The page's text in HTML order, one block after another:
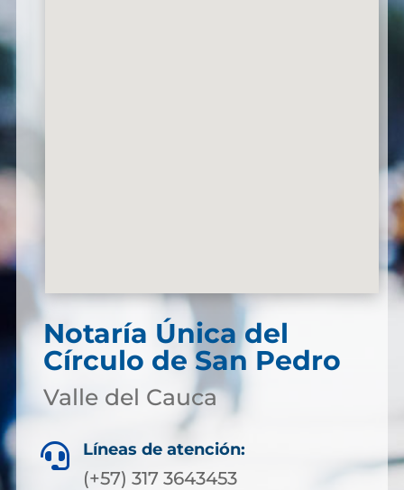
Notaría Única del
Círculo de San Pedro
Valle del Cauca
 Líneas de atención:
(+57) 317 3643453